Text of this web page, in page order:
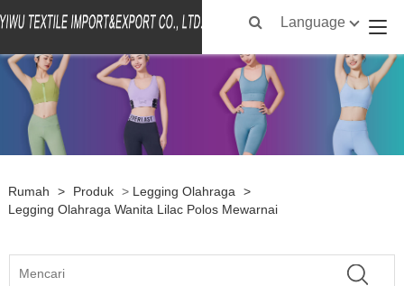
Language
Rumah > Produk > Legging Olahraga
>
Legging Olahraga Wanita Lilac Polos Mewarnai